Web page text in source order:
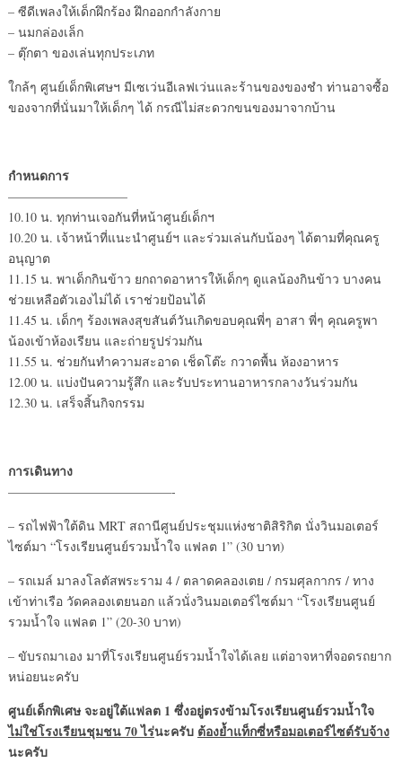
– ซีดีเพลงให้เด็กฝึกร้อง ฝึกออกกำลังกาย
– นมกล่องเล็ก
– ตุ๊กตา ของเล่นทุกประเภท
ใกล้ๆ ศูนย์เด็กพิเศษฯ มีเซเว่นอีเลฟเว่นและร้านของของชำ ท่านอาจซื้อ
ของจากที่นั่นมาให้เด็กๆ ได้ กรณีไม่สะดวกขนของมาจากบ้าน
กำหนดการ
—————————–
10.10 น. ทุกท่านเจอกันที่หน้าศูนย์เด็กฯ
10.20 น. เจ้าหน้าที่แนะนำศูนย์ฯ และร่วมเล่นกับน้องๆ ได้ตามที่คุณครู
อนุญาต
11.15 น. พาเด็กกินข้าว ยกถาดอาหารให้เด็กๆ ดูแลน้องกินข้าว บางคน
ช่วยเหลือตัวเองไม่ได้ เราช่วยป้อนได้
11.45 น. เด็กๆ ร้องเพลงสุขสันต์วันเกิดขอบคุณพี่ๆ อาสา พี่ๆ คุณครูพา
น้องเข้าห้องเรียน และถ่ายรูปร่วมกัน
11.55 น. ช่วยกันทำความสะอาด เช็ดโต๊ะ กวาดพื้น ห้องอาหาร
12.00 น. แบ่งปันความรู้สึก และรับประทานอาหารกลางวันร่วมกัน
12.30 น. เสร็จสิ้นกิจกรรม
การเดินทาง
—————————————-
– รถไฟฟ้าใต้ดิน MRT สถานีศูนย์ประชุมแห่งชาติสิริกิต นั่งวินมอเตอร์
ไซต์มา “โรงเรียนศูนย์รวมน้ำใจ แฟลต 1” (30 บาท)
– รถเมล์ มาลงโลตัสพระราม 4 / ตลาดคลองเตย / กรมศุลกากร / ทาง
เข้าท่าเรือ วัดคลองเตยนอก แล้วนั่งวินมอเตอร์ไซต์มา “โรงเรียนศูนย์
รวมน้ำใจ แฟลต 1” (20-30 บาท)
– ขับรถมาเอง มาที่โรงเรียนศูนย์รวมน้ำใจได้เลย แต่อาจหาที่จอดรถยาก
หน่อยนะครับ
ศูนย์เด็กพิเศษ จะอยู่ใต้แฟลต 1 ซึ่งอยู่ตรงข้ามโรงเรียนศูนย์รวมน้ำใจ
ไม่ใช่โรงเรียนชุมชน 70 ไร่นะครับ ต้องย้ำแท็กซี่หรือมอเตอร์ไซต์รับจ้าง
นะครับ